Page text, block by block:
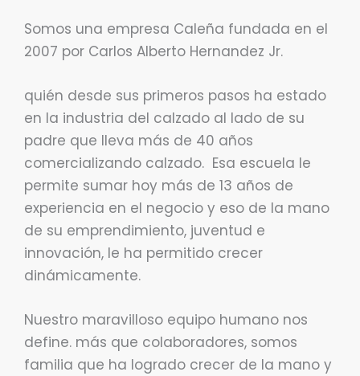
Somos una empresa Caleña fundada en el
2007 por Carlos Alberto Hernandez Jr.
quién desde sus primeros pasos ha estado
en la industria del calzado al lado de su
padre que lleva más de 40 años
comercializando calzado. Esa escuela le
permite sumar hoy más de 13 años de
experiencia en el negocio y eso de la mano
de su emprendimiento, juventud e
innovación, le ha permitido crecer
dinámicamente.
Nuestro maravilloso equipo humano nos
define. más que colaboradores, somos
familia que ha logrado crecer de la mano y